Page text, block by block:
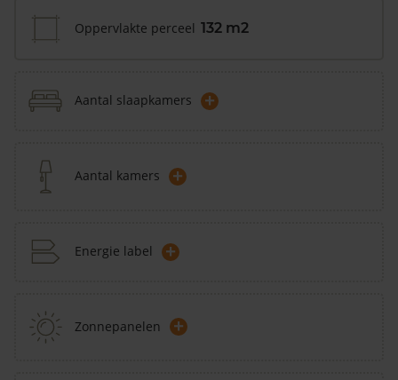
Oppervlakte perceel 132 m2
Aantal slaapkamers +
Aantal kamers +
Energie label +
Zonnepanelen +